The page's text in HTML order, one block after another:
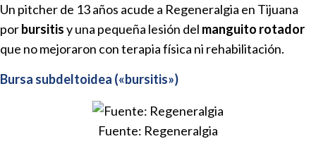
Un pitcher de 13 años acude a Regeneralgia en Tijuana
porbursitisy una pequeña lesión del manguito rotador
que no mejoraron con terapia física ni rehabilitación.
Bursa subdeltoidea («bursitis»)
Fuente: Regeneralgia